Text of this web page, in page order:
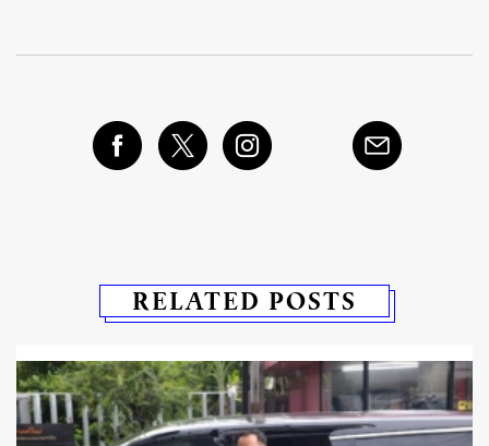
RELATED POSTS